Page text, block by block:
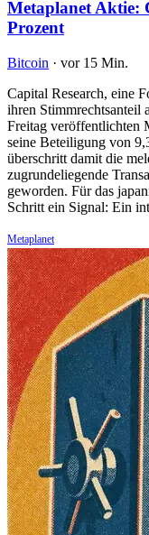
Metaplanet Aktie:
Prozent
Bitcoin · vor 15 Min.
Capital Research, eine
ihren Stimmrechtsanteil
Freitag veröffentlichten
seine Beteiligung von
überschritt damit die
zugrundeliegende
geworden. Für das
Schritt ein Signal: Ein
Metaplanet